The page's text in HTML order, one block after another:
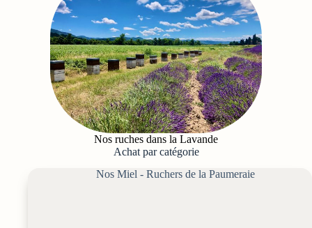
Nos ruches dans la Lavande
Achat par catégorie